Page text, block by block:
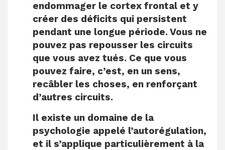
endommager le cortex frontal et y
créer des déficits qui persistent
pendant une longue période. Vous ne
pouvez pas repousser les circuits
que vous avez tués. Ce que vous
pouvez faire, c’est, en un sens,
recâbler les choses, en renforçant
d’autres circuits.
Il existe un domaine de la
psychologie appelé l’autorégulation,
et il s’applique particulièrement à la